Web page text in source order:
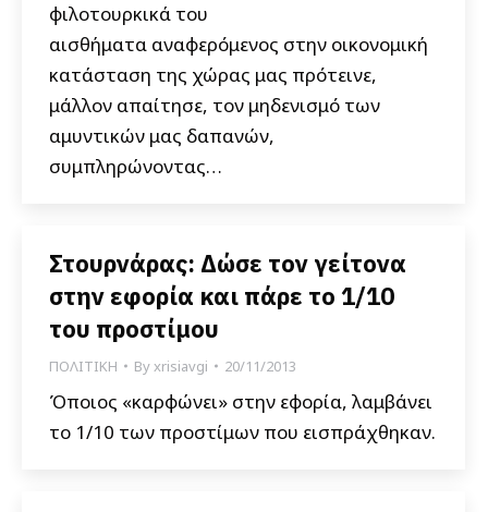
φιλοτουρκικά του
αισθήματα αναφερόμενος στην οικονομική
κατάσταση της χώρας μας πρότεινε,
μάλλον απαίτησε, τον μηδενισμό των
αμυντικών μας δαπανών,
συμπληρώνοντας…
Στουρνάρας: Δώσε τον γείτονα
στην εφορία και πάρε το 1/10
του προστίμου
ΠΟΛΙΤΙΚΗ Byxrisiavgi 20/11/2013
Όποιος «καρφώνει» στην εφορία, λαμβάνει
το 1/10 των προστίμων που εισπράχθηκαν.